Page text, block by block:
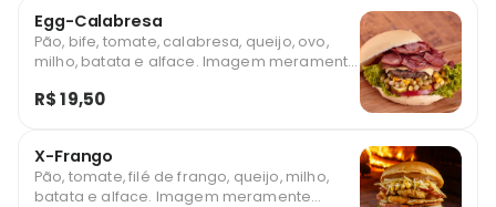
Egg-Calabresa
Pão, bife, tomate, calabresa, queijo, ovo,
milho, batata e alface. Imagem meramente
R$ 19,50
X-Frango
Pão, tomate, filé de frango, queijo, milho,
batata e alface. Imagem meramente